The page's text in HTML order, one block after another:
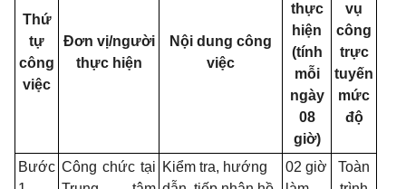
Thứ
tự
công
việc
Đơn vị/người
thực hiện
Nội dung công
việc
thực
hiện
(tính
mỗi
ngày
08
giờ)
vụ
công
trực
tuyến
mức
độ
Bước Công chức tại Kiểm tra, hướng
02 giờ
Toàn